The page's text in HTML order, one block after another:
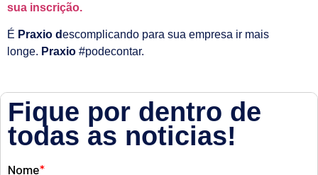
sua inscrição.
É Praxio descomplicando para sua empresa ir mais
longe. Praxio #podecontar.
Fique por dentro de
todas as noticias!